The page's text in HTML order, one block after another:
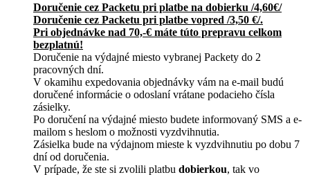
Doručenie cez Packetu pri platbe na dobierku /4,60€/
Doručenie cez Packetu pri platbe vopred /3,50 €/.
Pri objednávke nad 70,-€ máte túto prepravu celkom
bezplatnú!
Doručenie na výdajné miesto vybranej Packety do 2
pracovných dní.
V okamihu expedovania objednávky vám na e-mail budú
doručené informácie o odoslaní vrátane podacieho čísla
zásielky.
Po doručení na výdajné miesto budete informovaný SMS a e-
mailom s heslom o možnosti vyzdvihnutia.
Zásielka bude na výdajnom mieste k vyzdvihnutiu po dobu 7
dní od doručenia.
V prípade, že ste si zvolili platbu dobierkou, tak vo